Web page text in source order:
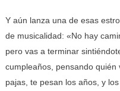
Y aún lanza una de esas
de musicalidad: «No hay
pero vas a terminar
cumpleaños, pensando
pajas, te pesan los años, y